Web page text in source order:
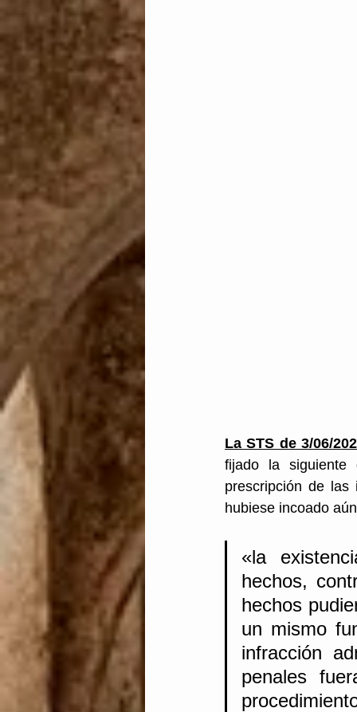
La STS de 3/06/
fijado la siguiente
prescripción de las
hubiese incoado
«la
hechos,
hechos
un mismo
infracción
penales